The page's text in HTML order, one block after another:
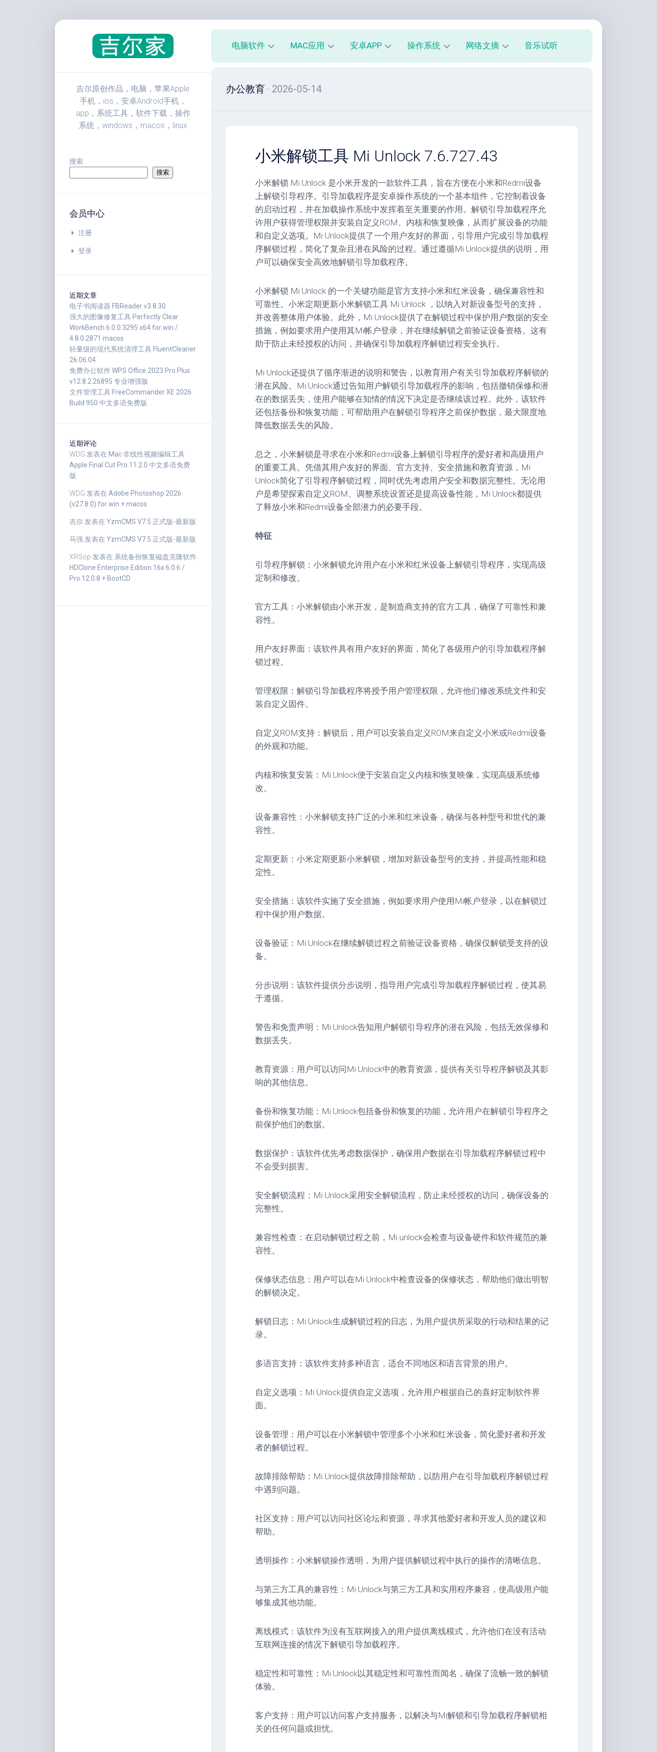
吉尔原创作品，电脑，苹果Apple
手机，ios，安卓Android手机，
app，系统工具，软件下载，操作
系统，windows，macos，linux
搜索
搜索
会员中心
注册
登录
近期文章
电子书阅读器 FBReader v3.8.30
强大的图像修复工具 Perfectly Clear
WorkBench 6.0.0.3295 x64 for win /
4.8.0.2871 macos
轻量级的现代系统清理工具 FluentCleaner
26.06.04
免费办公软件 WPS Office 2023 Pro Plus
v12.8.2.26895 专业增强版
文件管理工具 FreeCommander XE 2026
Build 950 中文多语免费版
近期评论
WDG 发表在 Mac 非线性视频编辑工具
Apple Final Cut Pro 11.2.0 中文多语免费
版
WDG 发表在 Adobe Photoshop 2026
(v27.8.0) for win + macos
吉尔 发表在 YzmCMS V7.5 正式版-最新版
马强 发表在 YzmCMS V7.5 正式版-最新版
XRSop 发表在 系统备份恢复磁盘克隆软件
HDClone Enterprise Edition 16x 6.0.6 /
Pro 12.0.8 + BootCD
电脑软件
公
MAC应用
办
系
统
具
mac
影
音
图
像
mac
驱
具
mac
网
络
工
安卓APP
安
卓
统
工
具
安
卓
影
音
图
像
安
卓
驱
具
网
络
工
具
操作系统
工
具
网络文摘
欣
赏
朋
友
圈
音乐试听
办公教育 · 2026-05-14
小米解锁工具 Mi Unlock 7.6.727.43
小米解锁 Mi Unlock 是小米开发的一款软件工具，旨在方便在小米和Redmi设备
上解锁引导程序。引导加载程序是安卓操作系统的一个基本组件，它控制着设备
的启动过程，并在加载操作系统中发挥着至关重要的作用。解锁引导加载程序允
许用户获得管理权限并安装自定义ROM、内核和恢复映像，从而扩展设备的功能
和自定义选项。Mi Unlock提供了一个用户友好的界面，引导用户完成引导加载程
序解锁过程，简化了复杂且潜在风险的过程。通过遵循Mi Unlock提供的说明，用
户可以确保安全高效地解锁引导加载程序。
小米解锁 Mi Unlock 的一个关键功能是官方支持小米和红米设备，确保兼容性和
可靠性。小米定期更新小米解锁工具 Mi Unlock ，以纳入对新设备型号的支持，
并改善整体用户体验。此外，Mi Unlock提供了在解锁过程中保护用户数据的安全
措施，例如要求用户使用其Mi帐户登录，并在继续解锁之前验证设备资格。这有
助于防止未经授权的访问，并确保引导加载程序解锁过程安全执行。
Mi Unlock还提供了循序渐进的说明和警告，以教育用户有关引导加载程序解锁的
潜在风险。Mi Unlock通过告知用户解锁引导加载程序的影响，包括撤销保修和潜
在的数据丢失，使用户能够在知情的情况下决定是否继续该过程。此外，该软件
还包括备份和恢复功能，可帮助用户在解锁引导程序之前保护数据，最大限度地
降低数据丢失的风险。
总之，小米解锁是寻求在小米和Redmi设备上解锁引导程序的爱好者和高级用户
的重要工具。凭借其用户友好的界面、官方支持、安全措施和教育资源，Mi
Unlock简化了引导程序解锁过程，同时优先考虑用户安全和数据完整性。无论用
户是希望探索自定义ROM、调整系统设置还是提高设备性能，Mi Unlock都提供
了释放小米和Redmi设备全部潜力的必要手段。
特征
引导程序解锁：小米解锁允许用户在小米和红米设备上解锁引导程序，实现高级
定制和修改。
官方工具：小米解锁由小米开发，是制造商支持的官方工具，确保了可靠性和兼
容性。
用户友好界面：该软件具有用户友好的界面，简化了各级用户的引导加载程序解
锁过程。
管理权限：解锁引导加载程序将授予用户管理权限，允许他们修改系统文件和安
装自定义固件。
自定义ROM支持：解锁后，用户可以安装自定义ROM来自定义小米或Redmi设备
的外观和功能。
内核和恢复安装：Mi Unlock便于安装自定义内核和恢复映像，实现高级系统修
改。
设备兼容性：小米解锁支持广泛的小米和红米设备，确保与各种型号和世代的兼
容性。
定期更新：小米定期更新小米解锁，增加对新设备型号的支持，并提高性能和稳
定性。
安全措施：该软件实施了安全措施，例如要求用户使用Mi帐户登录，以在解锁过
程中保护用户数据。
设备验证：Mi Unlock在继续解锁过程之前验证设备资格，确保仅解锁受支持的设
备。
分步说明：该软件提供分步说明，指导用户完成引导加载程序解锁过程，使其易
于遵循。
警告和免责声明：Mi Unlock告知用户解锁引导程序的潜在风险，包括无效保修和
数据丢失。
教育资源：用户可以访问Mi Unlock中的教育资源，提供有关引导程序解锁及其影
响的其他信息。
备份和恢复功能：Mi Unlock包括备份和恢复的功能，允许用户在解锁引导程序之
前保护他们的数据。
数据保护：该软件优先考虑数据保护，确保用户数据在引导加载程序解锁过程中
不会受到损害。
安全解锁流程：Mi Unlock采用安全解锁流程，防止未经授权的访问，确保设备的
完整性。
兼容性检查：在启动解锁过程之前，Mi unlock会检查与设备硬件和软件规范的兼
容性。
保修状态信息：用户可以在Mi Unlock中检查设备的保修状态，帮助他们做出明智
的解锁决定。
解锁日志：Mi Unlock生成解锁过程的日志，为用户提供所采取的行动和结果的记
录。
多语言支持：该软件支持多种语言，适合不同地区和语言背景的用户。
自定义选项：Mi Unlock提供自定义选项，允许用户根据自己的喜好定制软件界
面。
设备管理：用户可以在小米解锁中管理多个小米和红米设备，简化爱好者和开发
者的解锁过程。
故障排除帮助：Mi Unlock提供故障排除帮助，以防用户在引导加载程序解锁过程
中遇到问题。
社区支持：用户可以访问社区论坛和资源，寻求其他爱好者和开发人员的建议和
帮助。
透明操作：小米解锁操作透明，为用户提供解锁过程中执行的操作的清晰信息。
与第三方工具的兼容性：Mi Unlock与第三方工具和实用程序兼容，使高级用户能
够集成其他功能。
离线模式：该软件为没有互联网接入的用户提供离线模式，允许他们在没有活动
互联网连接的情况下解锁引导加载程序。
稳定性和可靠性：Mi Unlock以其稳定性和可靠性而闻名，确保了流畅一致的解锁
体验。
客户支持：用户可以访问客户支持服务，以解决与Mi解锁和引导加载程序解锁相
关的任何问题或担忧。